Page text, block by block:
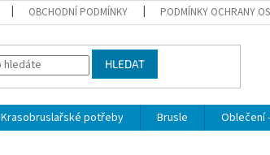
OBCHODNÍ PODMÍNKY PODMÍNKY OCHRANY
HLEDAT
Krasobruslařské potřeby Brusle Oblečení